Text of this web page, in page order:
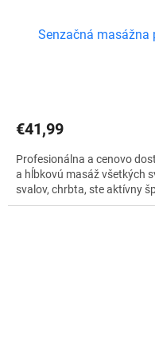
Senzačná masážna
€41,99
Profesionálna a cenovo
a hĺbkovú masáž všetkých
svalov, chrbta, ste aktívny